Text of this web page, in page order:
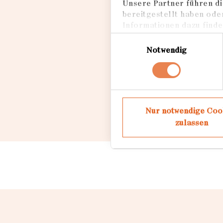
Unsere Partner führen
bereitgestellt haben
Informationen dazu
Notwendig
Nur notwendige
zulassen
Mehr erfahren